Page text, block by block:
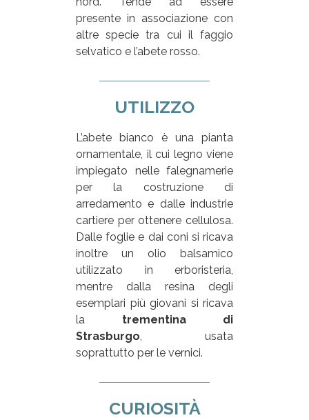
presente in associazione con
altre specie tra cui il faggio
selvatico e l’abete rosso.
UTILIZZO
L’abete bianco è una pianta
ornamentale, il cui legno viene
impiegato nelle falegnamerie
per la costruzione di
arredamento e dalle industrie
cartiere per ottenere cellulosa.
Dalle foglie e dai coni si ricava
inoltre un olio balsamico
utilizzato in erboristeria,
mentre dalla resina degli
esemplari più giovani si ricava
la trementina di
Strasburgo, usata
soprattutto per le vernici.
CURIOSITÀ